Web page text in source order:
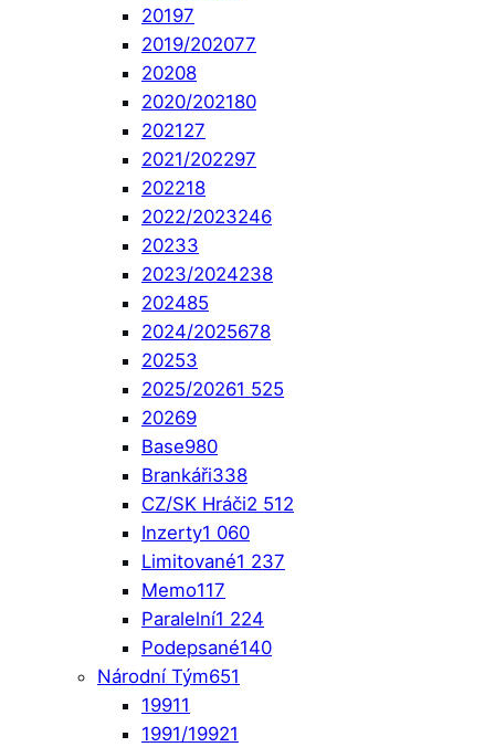
20197
2019/202077
20208
2020/202180
202127
2021/202297
202218
2022/2023246
20233
2023/2024238
202485
2024/2025678
20253
2025/20261 525
20269
Base980
Brankáři338
CZ/SK Hráči2 512
Inzerty1 060
Limitované1 237
Memo117
Paralelní1 224
Podepsané140
Národní Tým651
19911
1991/19921